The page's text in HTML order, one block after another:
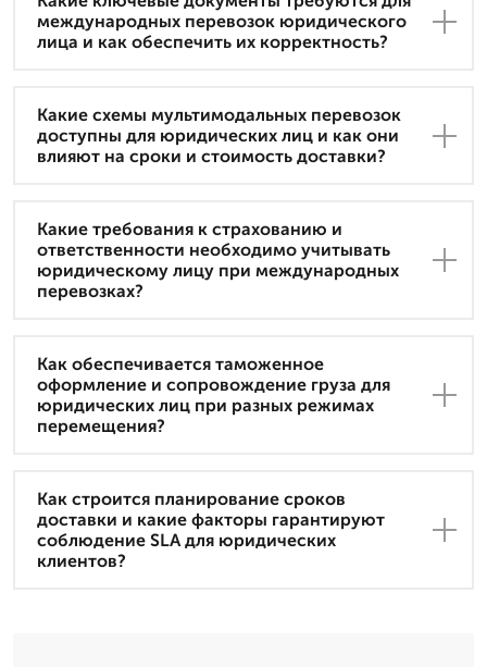
международных перевозок юридического
лица и как обеспечить их корректность?
Какие схемы мультимодальных перевозок
доступны для юридических лиц и как они
влияют на сроки и стоимость доставки?
Какие требования к страхованию и
ответственности необходимо учитывать
юридическому лицу при международных
перевозках?
Как обеспечивается таможенное
оформление и сопровождение груза для
юридических лиц при разных режимах
перемещения?
Как строится планирование сроков
доставки и какие факторы гарантируют
соблюдение SLA для юридических
клиентов?